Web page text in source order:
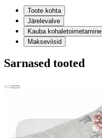
Toote kohta
Järelevalve
Kauba kohaletoimetamine
Makseviisid
Sarnased tooted